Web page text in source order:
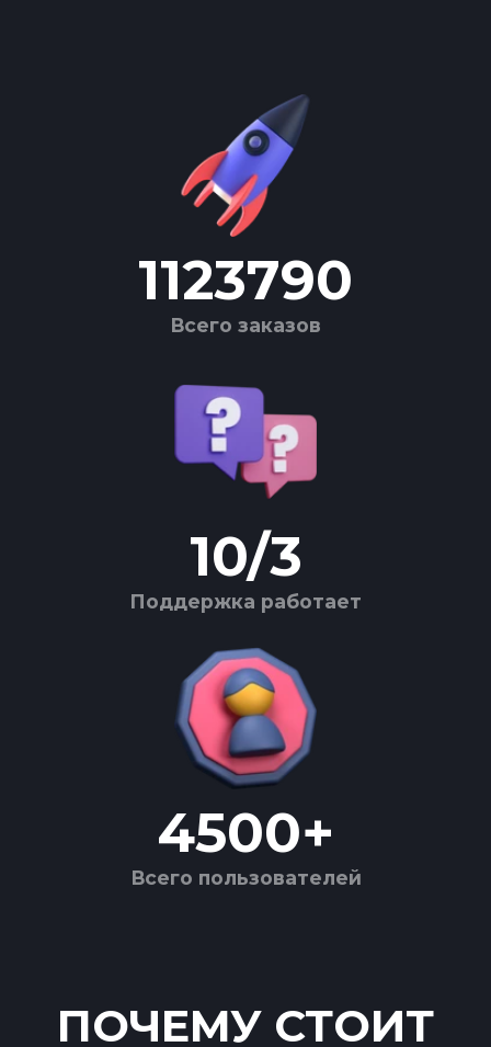
1123790
Всего заказов
10/3
Поддержка работает
4500+
Всего пользователей
ПОЧЕМУ СТОИТ